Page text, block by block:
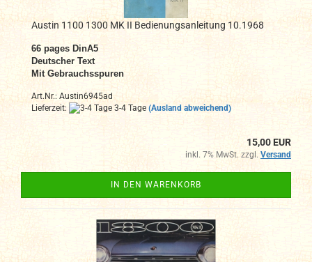
Austin 1100 1300 MK II Bedienungsanleitung 10.1968
66 pages DinA5
Deutscher Text
Mit Gebrauchsspuren
Art.Nr.: Austin6945ad
Lieferzeit:
3-4 Tage (Ausland abweichend)
15,00 EUR
inkl. 7% MwSt. zzgl.Versand
IN DEN WARENKORB